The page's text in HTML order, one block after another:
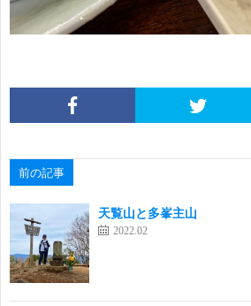
前の記事
天覧山と多峯主山
2022.02